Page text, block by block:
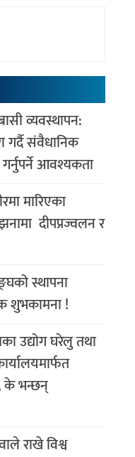
व्यवस्थापन:
गर्दै संवैधानिक
गर्नुपर्ने आवश्यकता
मारिएका
दीपप्रज्वलन र
स्थापना
शुभकामना !
उद्योग घरेलु तथा
के भन्छन्
राखे विश्व